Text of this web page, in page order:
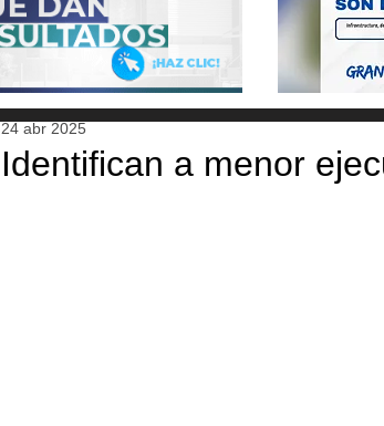
Identifican a menor
24 abr 2025